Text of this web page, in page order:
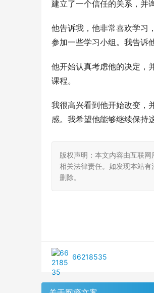
建立了一个信任的关系，并
他告诉我，他非常喜欢学习
参加一些学习小组。我告诉
他开始认真考虑他的决定，
课程。
我很高兴看到他开始改变，
感。我希望他能够继续保持
版权声明：本文内容由互联
相关法律责任。如发现本站
删除。
66218535